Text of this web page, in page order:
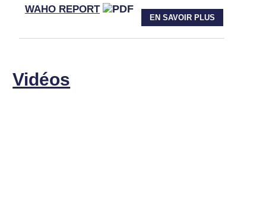
WAHO REPORT
EN SAVOIR PLUS
Vidéos